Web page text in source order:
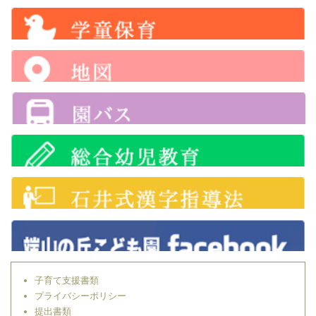
子育て支援書類
プライバシーポリシー
提出書類